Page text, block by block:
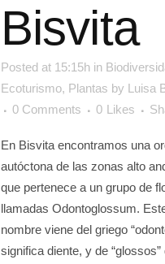
Bisvita
Posted at 15:15h in
Ecoturismo, Plantas by Luisa
0 Comments
0 Likes
En Bisvita encontramos una
autóctona de las zonas alto
que pertenece a un grupo de
llamadas Odontoglossum.
nombre viene del griego
significa diente, y de “glossos”